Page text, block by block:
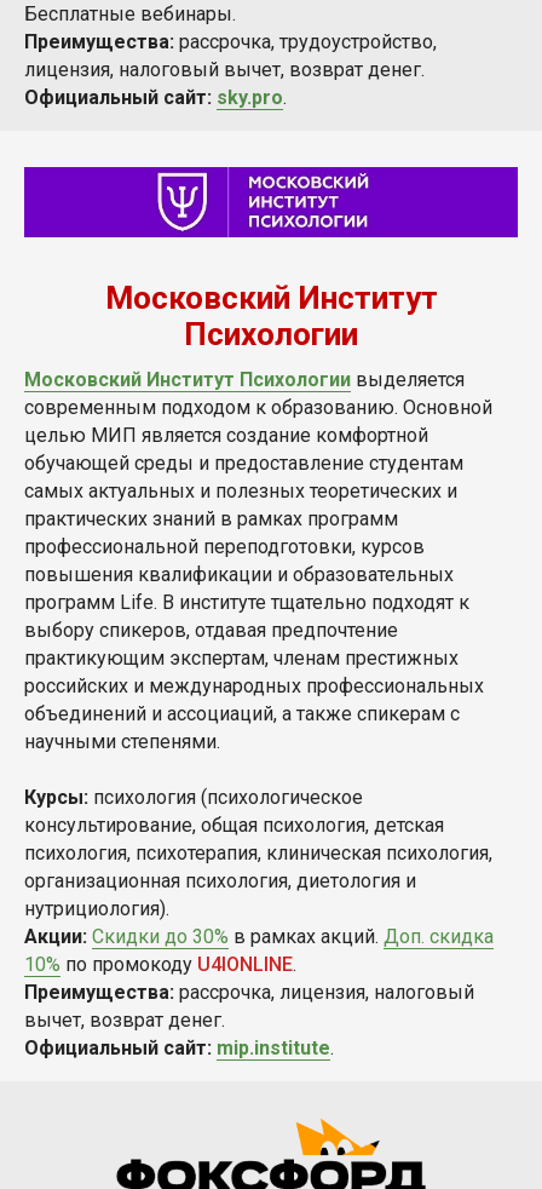
Бесплатные вебинары.
Преимущества: рассрочка, трудоустройство,
лицензия, налоговый вычет, возврат денег.
Официальный сайт: sky.pro.
Московский Институт
Психологии
Московский Институт Психологии выделяется
современным подходом к образованию. Основной
целью МИП является создание комфортной
обучающей среды и предоставление студентам
самых актуальных и полезных теоретических и
практических знаний в рамках программ
профессиональной переподготовки, курсов
повышения квалификации и образовательных
программ Life. В институте тщательно подходят к
выбору спикеров, отдавая предпочтение
практикующим экспертам, членам престижных
российских и международных профессиональных
объединений и ассоциаций, а также спикерам с
научными степенями.
Курсы: психология (психологическое
консультирование, общая психология, детская
психология, психотерапия, клиническая психология,
организационная психология, диетология и
нутрициология).
Акции: Скидки до 30% в рамках акций. Доп. скидка
10% по промокоду U4IONLINE.
Преимущества: рассрочка, лицензия, налоговый
вычет, возврат денег.
Официальный сайт: mip.institute.